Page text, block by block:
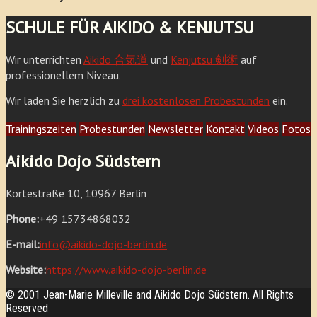
SCHULE FÜR AIKIDO & KENJUTSU
Wir unterrichten Aikido 合気道 und Kenjutsu 剣術 auf
professionellem Niveau.
Wir laden Sie herzlich zu drei kostenlosen Probestunden ein.
Trainingszeiten Probestunden Newsletter Kontakt Videos Fotos
Aikido Dojo Südstern
Körtestraße 10, 10967 Berlin
Phone:+49 15734868032
E-mail:info@aikido-dojo-berlin.de
Website:https://www.aikido-dojo-berlin.de
© 2001 Jean-Marie Milleville and Aikido Dojo Südstern. All Rights
Reserved